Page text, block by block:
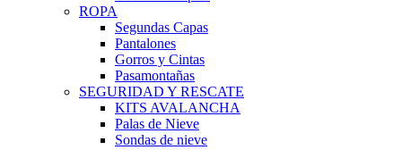
ROPA
Segundas Capas
Pantalones
Gorros y Cintas
Pasamontañas
SEGURIDAD Y RESCATE
KITS AVALANCHA
Palas de Nieve
Sondas de nieve